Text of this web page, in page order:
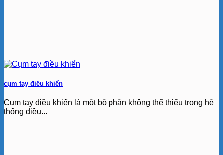
cụm tay điều khiển
Cụm tay điều khiển là một bộ phận không thể thiếu trong hệ
thống điều...